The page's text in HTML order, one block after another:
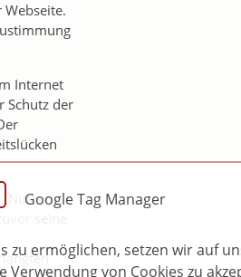
Internet
Schutz der
Nutzung
Google Tag Manager
zu ermöglichen, setzen wir auf
Verwendung von Cookies zu